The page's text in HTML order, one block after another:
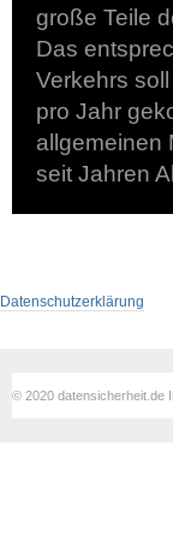
große Teile
Das
Verkehrs
pro Jahr
allgemeinen
seit Jahren
Datenschutzerklärung
© 2020 datensicherheit.de